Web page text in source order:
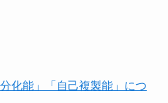
化能」「自己複製能」につ